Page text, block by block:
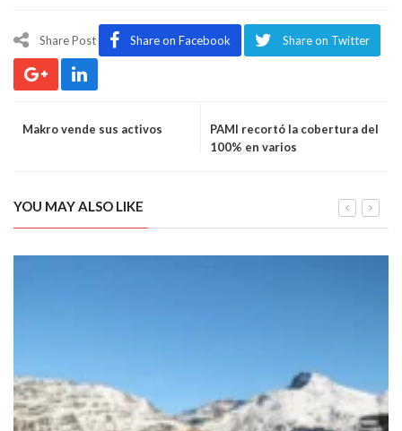
Share Post Share on Facebook Share on Twitter
Makro vende sus activos
PAMI recortó la cobertura del
100% en varios
YOU MAY ALSO LIKE